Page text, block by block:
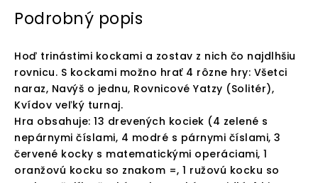
Podrobný popis
Hoď trinástimi kockami a zostav z nich čo najdlhšiu
rovnicu. S kockami možno hrať 4 rôzne hry: Všetci
naraz, Navýš o jednu, Rovnicové Yatzy (Solitér),
Kvídov veľký turnaj.
Hra obsahuje: 13 drevených kociek (4 zelené s
nepárnymi číslami, 4 modré s párnymi číslami, 3
červené kocky s matematickými operáciami, 1
oranžovú kocku so znakom =, 1 ružovú kocku so